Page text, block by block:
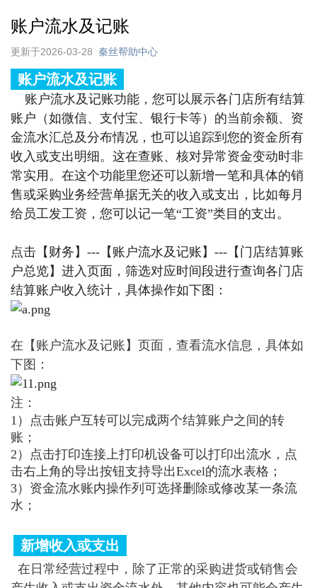
账户流水及记账
更新于2026-03-28 秦丝帮助中心
账户流水及记账
账户流水及记账功能， 您可以展示各门店所有结算
账户（如微信、支付宝、银行卡等）的当前余额、资
金流水汇总及分布情况，也可以追踪到您的资金所有
收入或支出明细。这在查账、核对异常资金变动时非
常实用。在这个功能里您还可以新增一笔和具体的销
售或采购业务经营单据无关的收入或支出，比如每月
给员工发工资，您可以记一笔“工资”类目的支出。
点击【财务】---【账户流水及记账】---【门店结算账
户总览】进入页面，筛选对应时间段进行查询各门店
结算账户收入统计，具体操作如下图：
在【账户流水及记账】页面，查看流水信息，具体如
下图：
注：
1）点击账户互转可以完成两个结算账户之间的转
账；
2）点击打印连接上打印机设备可以打印出流水，点
击右上角的导出按钮支持导出Excel的流水表格；
3）资金流水账内操作列可选择删除或修改某一条流
水；
新增收入或支出
在日常经营过程中，除了正常的采购进货或销售会